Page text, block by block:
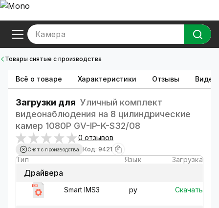
Камера
Товары снятые с производства
Всё о товаре Характеристики Отзывы Видео
Загрузки для Уличный комплект
видеонаблюдения на 8 цилиндрические
камер 1080P GV-IP-K-S32/08
0 отзывов
Снят с производства Код: 9421
Тип Язык Загрузка
Драйвера
Smart IMS3 ру Скачать